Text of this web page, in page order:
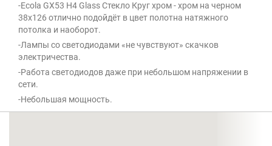
-Ecola GX53 H4 Glass Стекло Круг хром - хром на черном
38x126 отлично подойдёт в цвет полотна натяжного
потолка и наоборот.
-Лампы со светодиодами «не чувствуют» скачков
электричества.
-Работа светодиодов даже при небольшом напряжении в
сети.
-Небольшая мощность.